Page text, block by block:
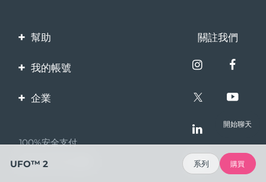
幫助
聯繫我們
保修與退換貨
關註我們
我的帳號
產品註冊
企業
夥伴計畫
聯盟新聞
100%安全支付
Bazaarvoice口碑
開始聊天
UFO™ 2 系列 購買